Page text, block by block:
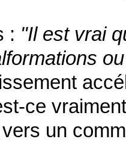
: "Il est vrai
ce
un